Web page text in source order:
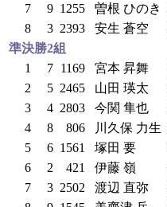
7
9 1255 曽根 ひのき
8
3 2393 安生 蒼空
準決勝2組
1
7 1169 宮本 昇舞
2
5 2465 山田 瑛太
3
4 2803 今関 隼也
4
8 806 川久保 力生
5
6 1561 塚田 要
6
2 421 伊藤 嶺
7
3 2502 渡辺 直弥